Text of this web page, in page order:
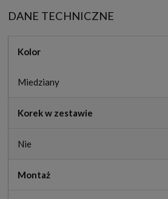
DANE TECHNICZNE
Kolor
Miedziany
Korek w zestawie
Nie
Montaż